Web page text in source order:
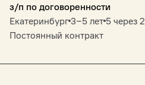
з/п по договоренности
Екатеринбург 3‒5 лет 5 через 2
Постоянный контракт